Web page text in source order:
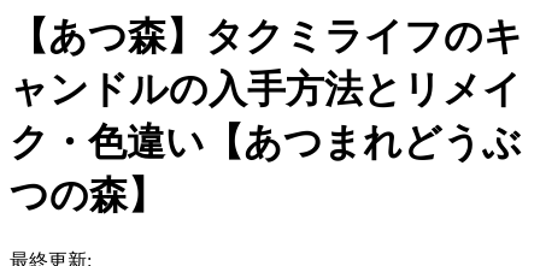
【あつ森】タクミライフのキ
ャンドルの入手方法とリメイ
ク・色違い【あつまれどうぶ
つの森】
最終更新: